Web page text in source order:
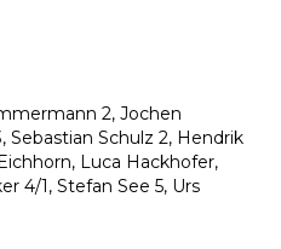
2, Jochen
Schulz 2, Hendrik
Luca Hackhofer,
4/1, Stefan See 5, Urs